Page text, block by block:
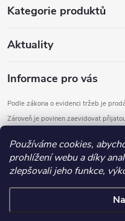
Používáme cookies,
prohlížení webu a díky
zlepšovali jeho funkce,
Kategorie produktů
Aktuality
Informace pro vás
Podle zákona o evidenci tržeb je
Zároveň je povinen zaevidovat
Copyright 2026DOMYS.